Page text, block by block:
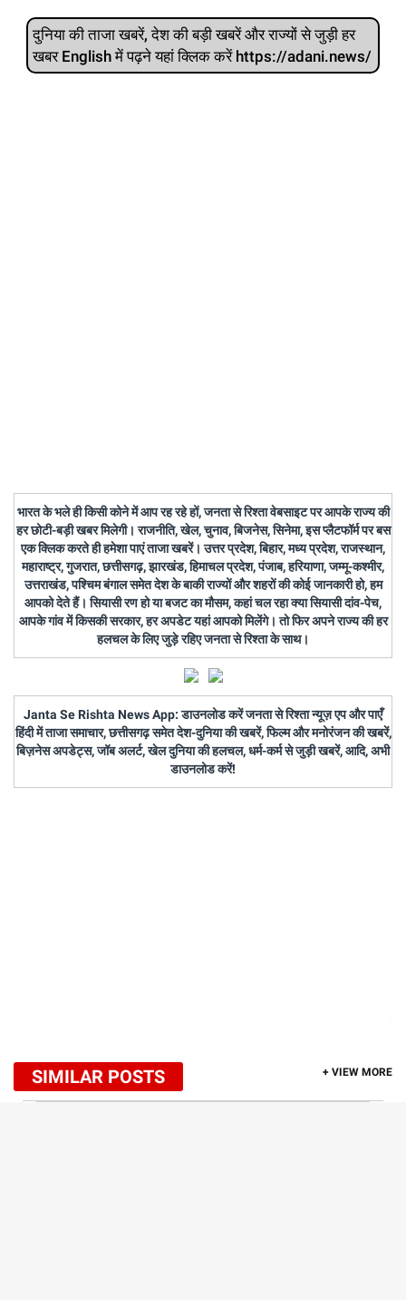
दुनिया की ताजा खबरें, देश की बड़ी खबरें और राज्‍यों से जुड़ी हर
खबर English में पढ़ने यहां क्लिक करें https://adani.news/
भारत के भले ही किसी कोने में आप रह रहे हों, जनता से रिश्ता वेबसाइट पर आपके राज्य की
हर छोटी-बड़ी खबर मिलेगी। राजनीति, खेल, चुनाव, बिजनेस, सिनेमा, इस प्लैटफॉर्म पर बस
एक क्लिक करते ही हमेशा पाएं ताजा खबरें। उत्तर प्रदेश, बिहार, मध्य प्रदेश, राजस्थान,
महाराष्ट्र, गुजरात, छत्तीसगढ़, झारखंड, हिमाचल प्रदेश, पंजाब, हरियाणा, जम्मू-कश्मीर,
उत्तराखंड, पश्चिम बंगाल समेत देश के बाकी राज्यों और शहरों की कोई जानकारी हो, हम
आपको देते हैं। सियासी रण हो या बजट का मौसम, कहां चल रहा क्या सियासी दांव-पेच,
आपके गांव में किसकी सरकार, हर अपडेट यहां आपको मिलेंगे। तो फिर अपने राज्य की हर
हलचल के लिए जुड़े रहिए जनता से रिश्ता के साथ।
Janta Se Rishta News App: डाउनलोड करें जनता से रिश्ता न्यूज़ एप और पाएँ
हिंदी में ताजा समाचार, छत्तीसगढ़ समेत देश-दुनिया की खबरें, फिल्म और मनोरंजन की खबरें,
बिज़नेस अपडेट्स, जॉब अलर्ट, खेल दुनिया की हलचल, धर्म-कर्म से जुड़ी खबरें, आदि, अभी
डाउनलोड करें!
SIMILAR POSTS + VIEW MORE